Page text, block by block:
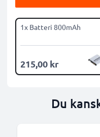
1x Batteri 800mAh
215,00 kr
Du